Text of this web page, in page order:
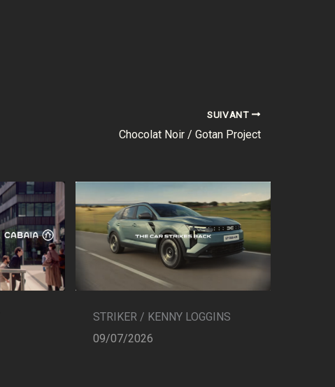
SUIVANT
Chocolat Noir / Gotan Project
STRIKER / KENNY LOGGINS
09/07/2026